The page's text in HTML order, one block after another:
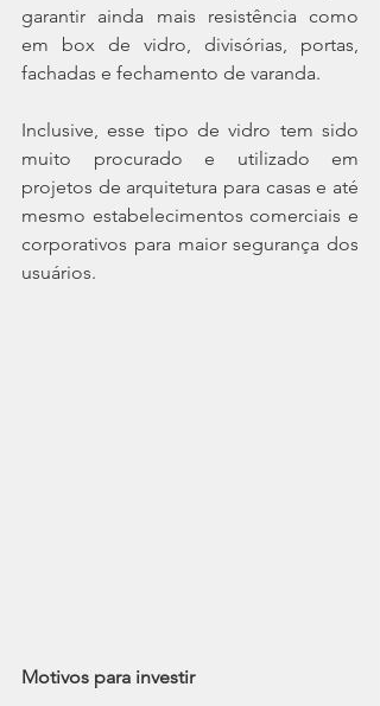
garantir ainda mais resistência como
em box de vidro, divisórias, portas,
fachadas e fechamento de varanda.
Inclusive, esse tipo de vidro tem sido
muito procurado e utilizado em
projetos de arquitetura para casas e até
mesmo estabelecimentos comerciais e
corporativos para maior segurança dos
usuários.
Motivos para investir